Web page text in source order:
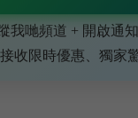
我哋頻道 + 開啟通
收限時優惠、獨家